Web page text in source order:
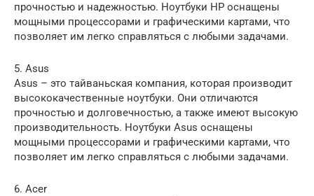
прочностью и надежностью. Ноутбуки HP оснащены
мощными процессорами и графическими картами, что
позволяет им легко справляться с любыми задачами.
5. Asus
Asus – это тайваньская компания, которая производит
высококачественные ноутбуки. Они отличаются
прочностью и долговечностью, а также имеют высокую
производительность. Ноутбуки Asus оснащены
мощными процессорами и графическими картами, что
позволяет им легко справляться с любыми задачами.
6. Acer